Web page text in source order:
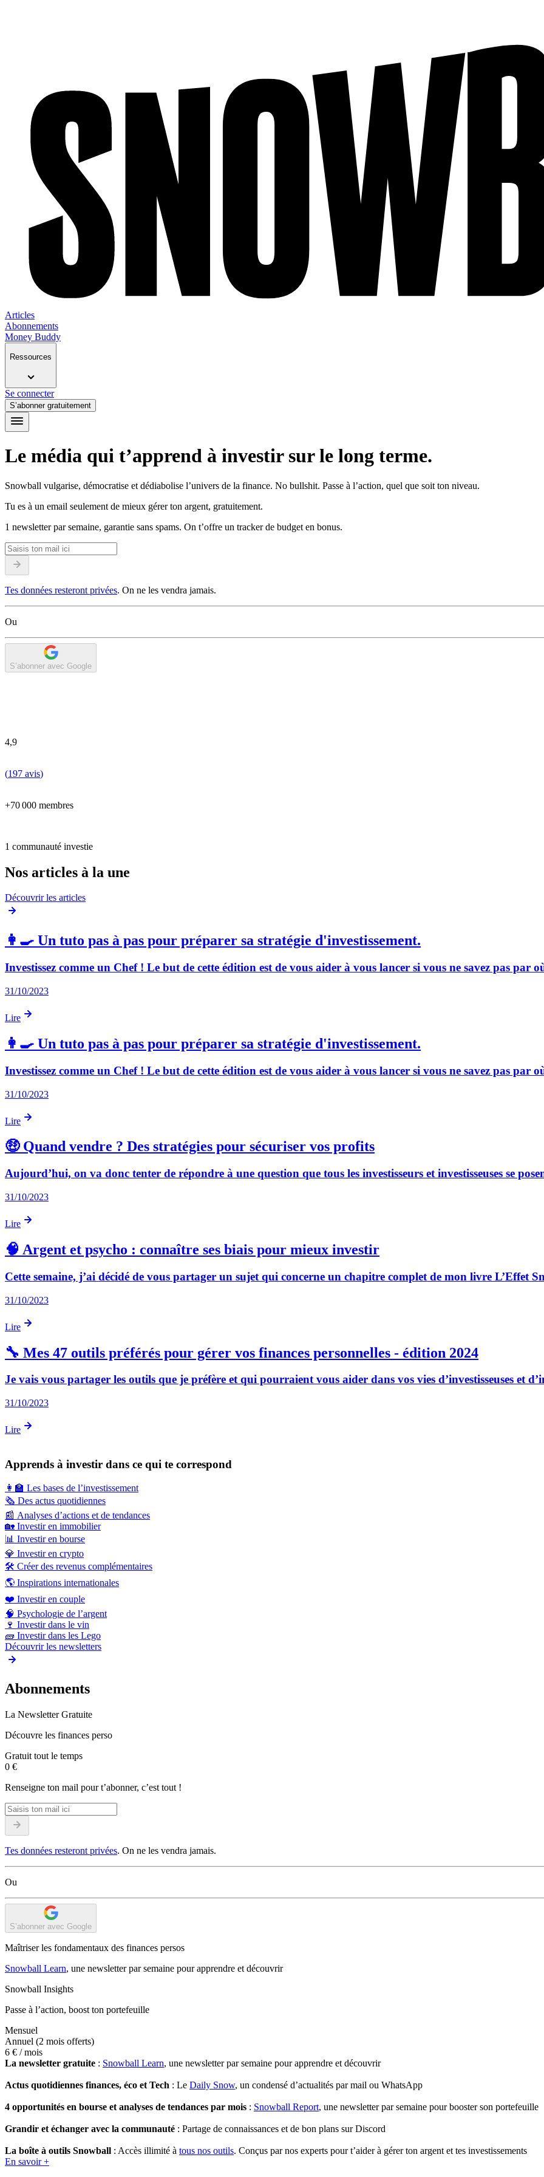
Articles
Abonnements
Money Buddy
Ressources
Se connecter
S’abonner gratuitement
Le média qui t’apprend à investir sur le long terme.
Snowball vulgarise, démocratise et dédiabolise l’univers de la finance. No bullshit. Passe à l’action, quel que soit ton niveau.
Tu es à un email seulement de mieux gérer ton argent, gratuitement.
1 newsletter par semaine, garantie sans spams. On t’offre un tracker de budget en bonus.
Tes données resteront privées. On ne les vendra jamais.
Ou
S’abonner avec Google
4,9
(197 avis)
+70 000 membres
1 communauté investie
Nos articles à la une
Découvrir les articles
👩‍🍳 Un tuto pas à pas pour préparer sa stratégie d'investissement.
Investissez comme un Chef ! Le but de cette édition est de vous aider à vous lancer si vous ne savez pas par
31/10/2023
Lire
👩‍🍳 Un tuto pas à pas pour préparer sa stratégie d'investissement.
Investissez comme un Chef ! Le but de cette édition est de vous aider à vous lancer si vous ne savez pas par
31/10/2023
Lire
🤑 Quand vendre ? Des stratégies pour sécuriser vos profits
Aujourd’hui, on va donc tenter de répondre à une question que tous les investisseurs et investisseuses se
31/10/2023
Lire
🧠 Argent et psycho : connaître ses biais pour mieux investir
Cette semaine, j’ai décidé de vous partager un sujet qui concerne un chapitre complet de mon livre L’Effet
31/10/2023
Lire
🔧 Mes 47 outils préférés pour gérer vos finances personnelles - édition 2024
Je vais vous partager les outils que je préfère et qui pourraient vous aider dans vos vies d’investisseuses et
31/10/2023
Lire
Apprends à investir dans ce qui te correspond
👩‍🏫 Les bases de l’investissement
🗞️ Des actus quotidiennes
📰 Analyses d’actions et de tendances
🏡 Investir en immobilier
📊 Investir en bourse
💎 Investir en crypto
🛠️ Créer des revenus complémentaires
🌎 Inspirations internationales
❤️ Investir en couple
🧠 Psychologie de l’argent
🍷 Investir dans le vin
🧱 Investir dans les Lego
Découvrir les newsletters
Abonnements
La Newsletter Gratuite
Découvre les finances perso
Gratuit tout le temps
0 €
Renseigne ton mail pour t’abonner, c’est tout !
Tes données resteront privées. On ne les vendra jamais.
Ou
S’abonner avec Google
Maîtriser les fondamentaux des finances persos
Snowball Learn, une newsletter par semaine pour apprendre et découvrir
Snowball Insights
Passe à l’action, boost ton portefeuille
Mensuel
Annuel (2 mois offerts)
6 € / mois
La newsletter gratuite : Snowball Learn, une newsletter par semaine pour apprendre et découvrir
Actus quotidiennes finances, éco et Tech : Le Daily Snow, un condensé d’actualités par mail ou WhatsApp
4 opportunités en bourse et analyses de tendances par mois : Snowball Report, une newsletter par semaine pour booster son portefeuille
Grandir et échanger avec la communauté : Partage de connaissances et de bon plans sur Discord
La boîte à outils Snowball : Accès illimité à tous nos outils. Conçus par nos experts pour t’aider à gérer ton argent et tes investissements
En savoir +